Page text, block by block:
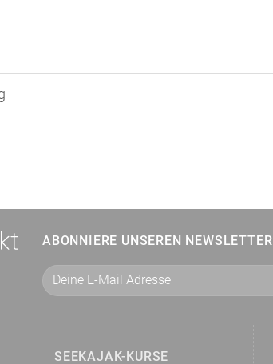
ABONNIERE UNSEREN NEWSLETTER
SEEKAJAK-KURSE